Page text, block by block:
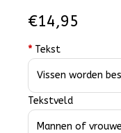
€14,95
* Tekst
Tekstveld